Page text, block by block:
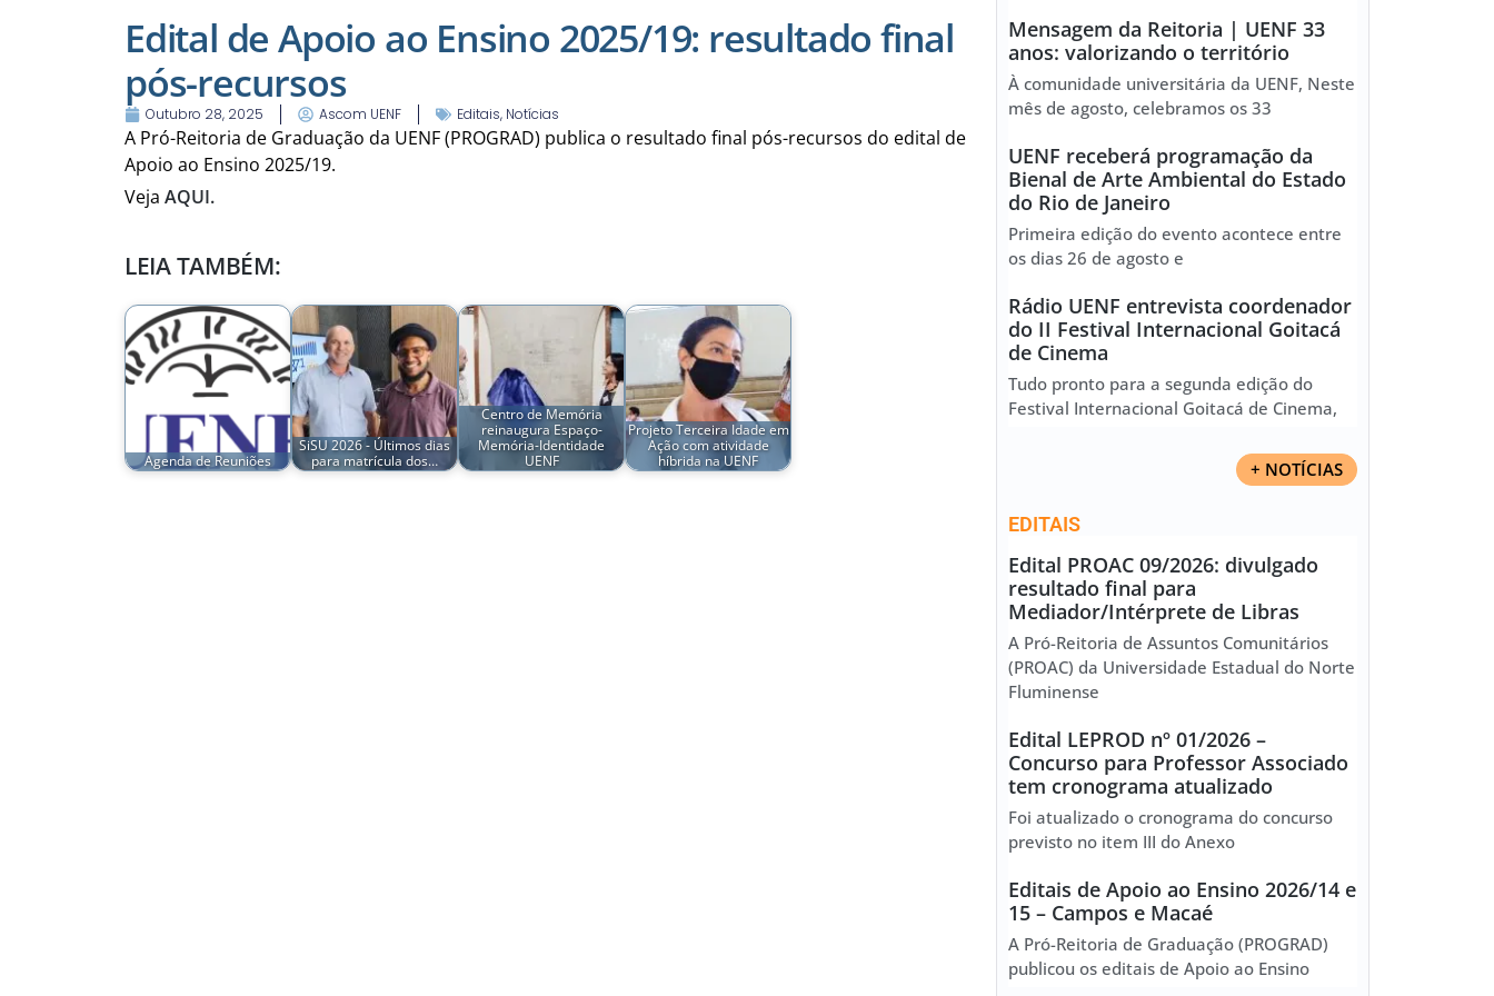
Edital de Apoio ao Ensino 2025/19: resultado final
pós-recursos
Outubro 28, 2025 Ascom UENF Editais, Notícias
A Pró-Reitoria de Graduação da UENF (PROGRAD) publica o resultado final pós-recursos do edital de
Apoio ao Ensino 2025/19.
Veja AQUI.
LEIA TAMBÉM:
Agenda de Reuniões
SiSU 2026 - Últimos dias
para matrícula dos…
Centro de Memória
reinaugura Espaço-
Memória-Identidade
UENF
Projeto Terceira Idade em
Ação com atividade
híbrida na UENF
Mensagem da Reitoria | UENF 33
anos: valorizando o território
À comunidade universitária da UENF, Neste
mês de agosto, celebramos os 33
UENF receberá programação da
Bienal de Arte Ambiental do Estado
do Rio de Janeiro
Primeira edição do evento acontece entre
os dias 26 de agosto e
Rádio UENF entrevista coordenador
do II Festival Internacional Goitacá
de Cinema
Tudo pronto para a segunda edição do
Festival Internacional Goitacá de Cinema,
+ NOTÍCIAS
EDITAIS
Edital PROAC 09/2026: divulgado
resultado final para
Mediador/Intérprete de Libras
A Pró-Reitoria de Assuntos Comunitários
(PROAC) da Universidade Estadual do Norte
Fluminense
Edital LEPROD nº 01/2026 –
Concurso para Professor Associado
tem cronograma atualizado
Foi atualizado o cronograma do concurso
previsto no item III do Anexo
Editais de Apoio ao Ensino 2026/14 e
15 – Campos e Macaé
A Pró-Reitoria de Graduação (PROGRAD)
publicou os editais de Apoio ao Ensino